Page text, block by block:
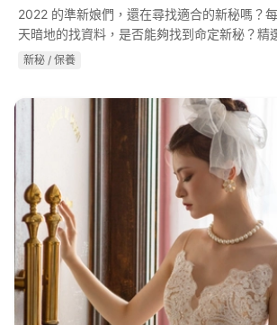
2022 的準新娘們，還在尋找適合的新秘嗎？
天暗地的找資料，是否能夠找到命定新秘？精
新秘，不僅技藝高超、服務優質，更是搶手到
新秘 / 保養